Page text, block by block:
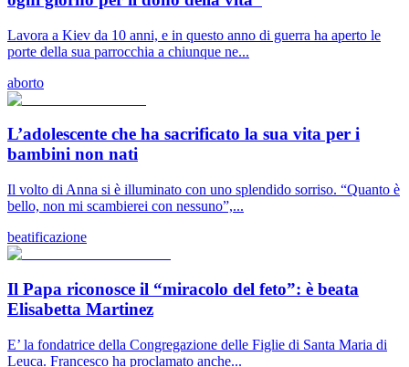
Lavora a Kiev da 10 anni, e in questo anno di guerra ha aperto le
porte della sua parrocchia a chiunque ne...
aborto
L’adolescente che ha sacrificato la sua vita per i
bambini non nati
Il volto di Anna si è illuminato con uno splendido sorriso. “Quanto è
bello, non mi scambierei con nessuno”,...
beatificazione
Il Papa riconosce il “miracolo del feto”: è beata
Elisabetta Martinez
E’ la fondatrice della Congregazione delle Figlie di Santa Maria di
Leuca. Francesco ha proclamato anche...